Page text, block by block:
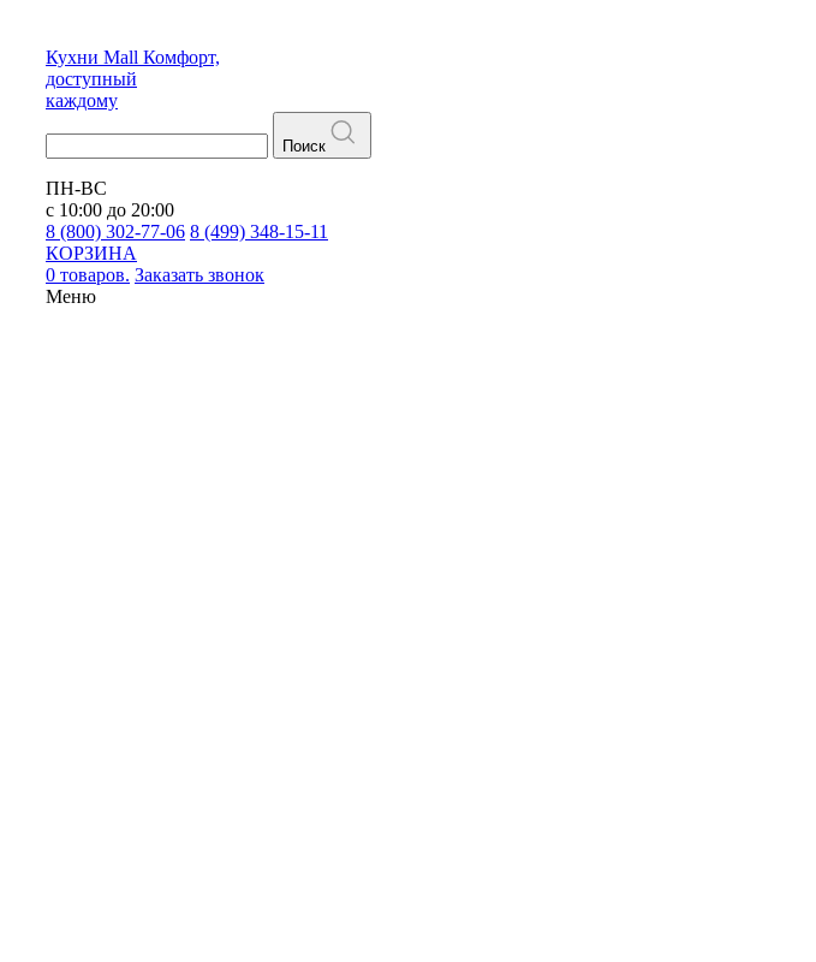
Кухни Mall Комфорт,
доступный
каждому
Поиск
ПН-ВС
с 10:00 до 20:00
8 (800) 302-77-06 8 (499) 348-15-11
КОРЗИНА
0 товаров. Заказать звонок
Меню